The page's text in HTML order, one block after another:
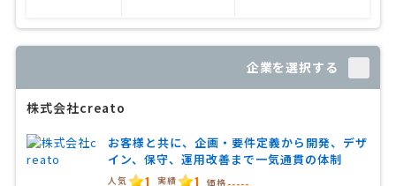
企業を選択する
株式会社creato
お客様と共に、企画・要件定義から開発、デザ
イン、保守、運用改善まで一気通貫の体制
人気 1 実績 1 価格